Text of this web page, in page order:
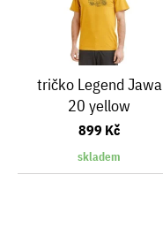
tričko Legend Jawa
20 yellow
899 Kč
skladem